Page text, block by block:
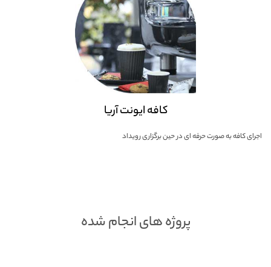
کافه ایونت آریا
اجرای کافه به صورت حرفه ای در حین برگزاری رویداد
پروژه های انجام شده